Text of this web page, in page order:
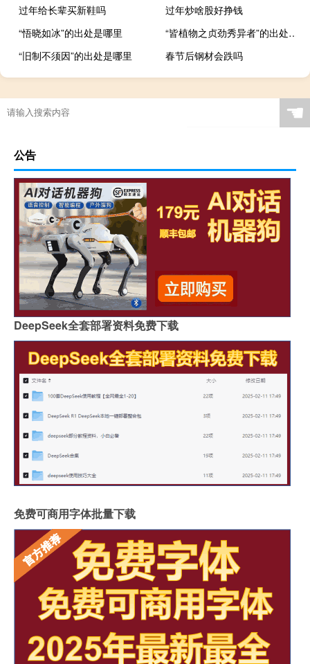
过年给长辈买新鞋吗
过年炒啥股好挣钱
“悟晓如冰”的出处是哪里
“皆植物之贞劲秀异者”的出处是哪里
“旧制不须因”的出处是哪里
春节后钢材会跌吗
☚
公告
DeepSeek全套部署资料免费下载
免费可商用字体批量下载